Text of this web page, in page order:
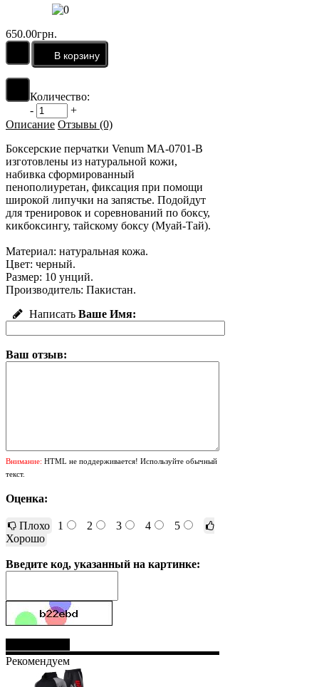
650.00грн.
Количество:
-
+
Описание Отзывы (0)
Боксерские перчатки Venum MA-0701-B
изготовлены из натуральной кожи,
набивка сформированный
пенополиуретан, фиксация при помощи
широкой липучки на запястье. Подойдут
для тренировок и соревнований по боксу,
кикбоксингу, тайскому боксу (Муай-Тай).
Материал: натуральная кожа.
Цвет: черный.
Размер: 10 унций.
Производитель: Пакистан.
Написать Ваше Имя:
Ваш отзыв:
Внимание: HTML не поддерживается! Используйте обычный
текст.
Оценка:
Плохо 1 2 3 4
5
Хорошо
Введите код, указанный на картинке:
Рекомендуем